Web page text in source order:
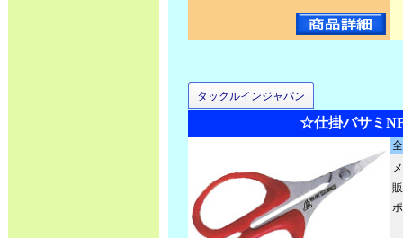
タックルインジャパン
☆仕掛バサミ